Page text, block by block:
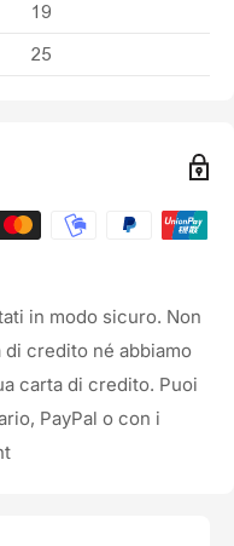
19
25
in modo sicuro. Non
credito né abbiamo
carta di credito. Puoi
PayPal o con i